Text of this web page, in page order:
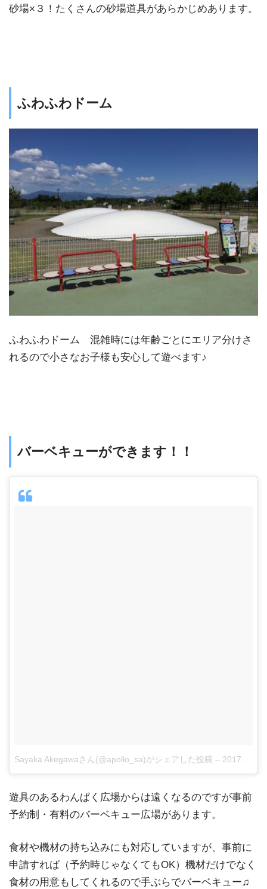
砂場×３！たくさんの砂場道具があらかじめあります。
ふわふわドーム
ふわふわドーム 混雑時には年齢ごとにエリア分けさ
れるので小さなお子様も安心して遊べます♪
バーベキューができます！！
Sayaka Akegawaさん(@apollo_sa)がシェアした投稿 – 2017年 7月月22日午後10時32分PDT
遊具のあるわんぱく広場からは遠くなるのですが事前
予約制・有料のバーベキュー広場があります。
食材や機材の持ち込みにも対応していますが、事前に
申請すれば（予約時じゃなくてもOK）機材だけでなく
食材の用意もしてくれるので手ぶらでバーベキュー♫